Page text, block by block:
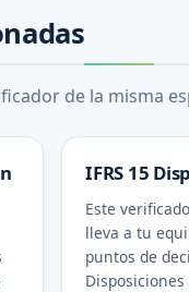
de la misma
IFRS 15
Este
lleva a tu
puntos de